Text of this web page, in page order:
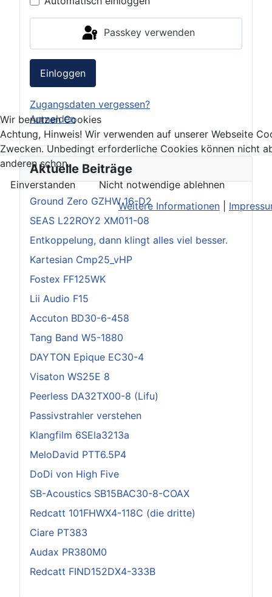
Passkey verwenden
Einloggen
Zugangsdaten vergessen?
Anmelden
Aktuelle Beiträge
Ground Zero GZHW 16-D2
SEAS L22ROY2 XM011-08
Entkoppelung, dann klingt alles viel besser.
Kartesian Cmp25_vHP
Fostex FF125WK
Lii Audio F15
Accuton BD30-6-458
Tang Band W5-1880
DAYTON Epique EC30-4
Visaton WS25E 8
Peerless DA32TX00-8 (Lifu)
Passivstrahler verstehen
Klangfilm 6SEla3213a
MeloDavid PTT6.5P4
DoDi von High Five
SB-Acoustics SB15BAC30-8-COAX
Redcatt 101FHWX4-118C (die dritte)
Ciare PT383
Audax PR380M0
Redcatt FIND152DX4-333B
Wir benutzen Cookies
Achtung, Hinweis! Wir verwenden auf unserer Webseite
Zwecken. Unbedingt erforderliche Cookies können nicht
anderen schon.
Einverstanden
Nicht notwendige ablehnen
Weitere Informationen